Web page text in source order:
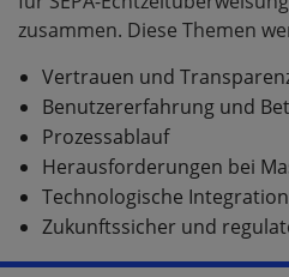
zusammen. Diese Themen
Vertrauen und
Benutzererfahrung und
Prozessablauf
Herausforderungen bei
Technologische
Zukunftssicher und